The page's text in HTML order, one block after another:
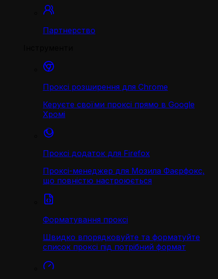
Партнерство
Проксі розширення для Chrome
Керуєте своїми проксі прямо в Google
Хромі
Проксі додаток для Firefox
Проксі-менеджер для Мозила Фаєрфокс,
що повністю настроюється
Форматування проксі
Швидко впорядковуйте та форматуйте
список проксі під потрібний формат